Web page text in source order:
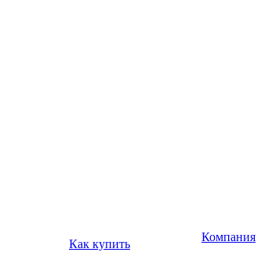
Как купить
Компания